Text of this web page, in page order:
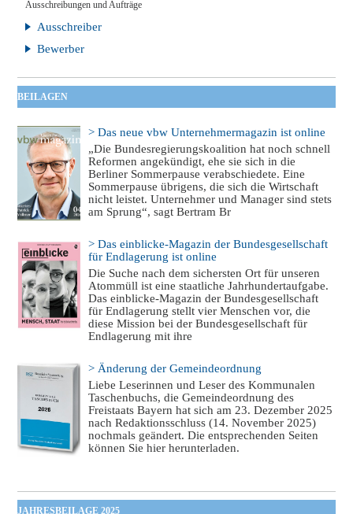
Ausschreibungen und Aufträge
Ausschreiber
Bewerber
BEILAGEN
> Das neue vbw Unternehmermagazin ist online
„Die Bundesregierungskoalition hat noch schnell
Reformen angekündigt, ehe sie sich in die
Berliner Sommerpause verabschiedete. Eine
Sommerpause übrigens, die sich die Wirtschaft
nicht leistet. Unternehmer und Manager sind stets
am Sprung“, sagt Bertram Br
> Das einblicke-Magazin der Bundesgesellschaft
für Endlagerung ist online
Die Suche nach dem sichersten Ort für unseren
Atommüll ist eine staatliche Jahrhundertaufgabe.
Das einblicke-Magazin der Bundesgesellschaft
für Endlagerung stellt vier Menschen vor, die
diese Mission bei der Bundesgesellschaft für
Endlagerung mit ihre
> Änderung der Gemeindeordnung
Liebe Leserinnen und Leser des Kommunalen
Taschenbuchs, die Gemeindeordnung des
Freistaats Bayern hat sich am 23. Dezember 2025
nach Redaktionsschluss (14. November 2025)
nochmals geändert. Die entsprechenden Seiten
können Sie hier herunterladen.
JAHRESBEILAGE 2025